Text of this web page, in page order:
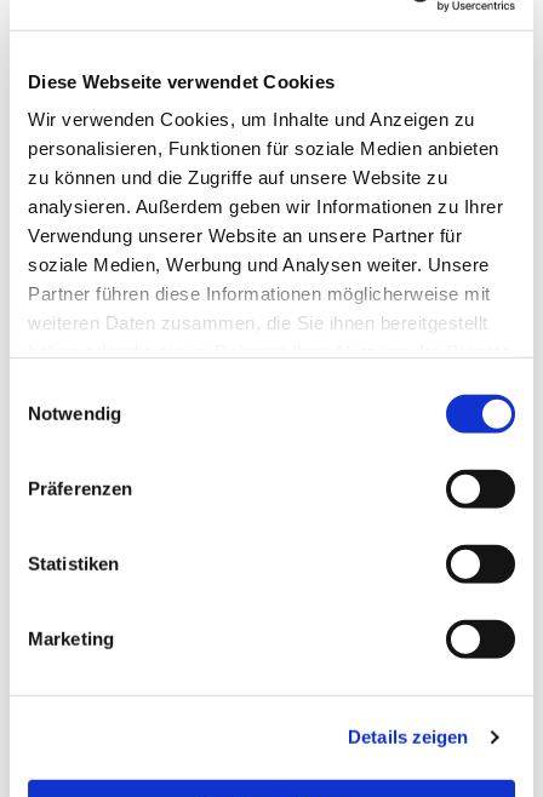
Diese Webseite verwendet Cookies
Wir verwenden Cookies, um Inhalte und Anzeigen zu
personalisieren, Funktionen für soziale Medien anbieten
zu können und die Zugriffe auf unsere Website zu
analysieren. Außerdem geben wir Informationen zu Ihrer
Verwendung unserer Website an unsere Partner für
soziale Medien, Werbung und Analysen weiter. Unsere
Partner führen diese Informationen möglicherweise mit
weiteren Daten zusammen, die Sie ihnen bereitgestellt
Notwendig
Präferenzen
Statistiken
Marketing
Details zeigen
Oderberg